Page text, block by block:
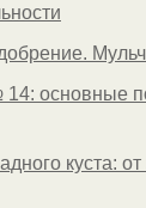
основные
куста: